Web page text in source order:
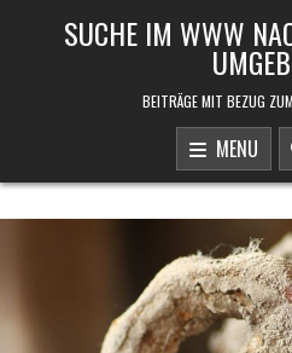
SUCHE IM WWW
BEITRÄGE MIT BEZUG
MENU